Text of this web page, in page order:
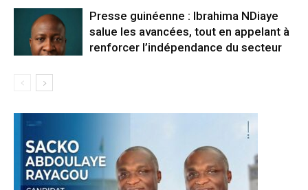
Presse guinéenne : Ibrahima NDiaye
salue les avancées, tout en appelant à
renforcer l’indépendance du secteur